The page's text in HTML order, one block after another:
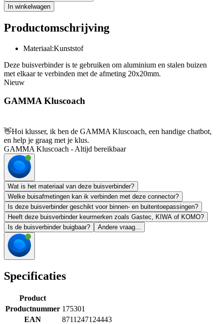
In winkelwagen
Productomschrijving
Materiaal:Kunststof
Deze buisverbinder is te gebruiken om aluminium en stalen buizen
met elkaar te verbinden met de afmeting 20x20mm.
Nieuw
GAMMA Kluscoach
👋Hoi klusser, ik ben de GAMMA Kluscoach, een handige chatbot,
en help je graag met je klus.
GAMMA Kluscoach - Altijd bereikbaar
Wat is het materiaal van deze buisverbinder?
Welke buisafmetingen kan ik verbinden met deze connector?
Is deze buisverbinder geschikt voor binnen- en buitentoepassingen?
Heeft deze buisverbinder keurmerken zoals Gastec, KIWA of KOMO?
Is de buisverbinder buigbaar?
Andere vraag...
Specificaties
Product
Productnummer 175301
EAN
8711247124443